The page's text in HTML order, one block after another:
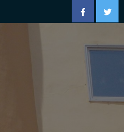
Facebook